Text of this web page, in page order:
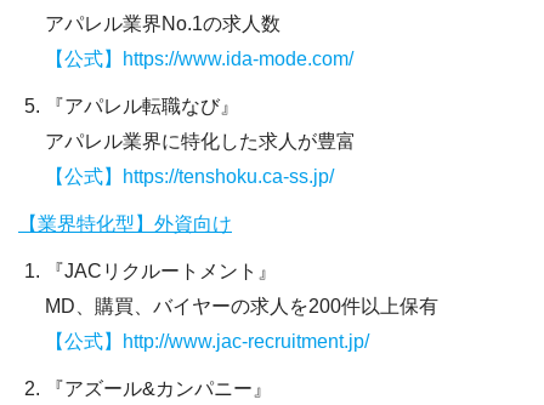
アパレル業界No.1の求人数
【公式】https://www.ida-mode.com/
『アパレル転職なび』
アパレル業界に特化した求人が豊富
【公式】https://tenshoku.ca-ss.jp/
【業界特化型】外資向け
『JACリクルートメント』
MD、購買、バイヤーの求人を200件以上保有
【公式】http://www.jac-recruitment.jp/
『アズール&カンパニー』